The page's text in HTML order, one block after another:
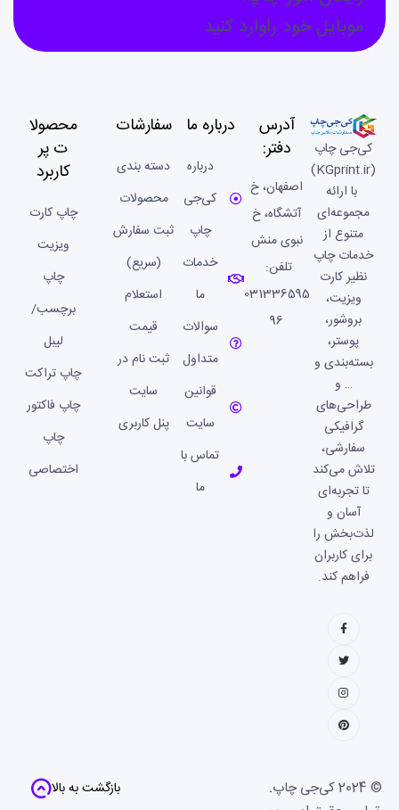
موبایل خود راوارد کنید
کی‌جی چاپ
(KGprint.ir)
با ارائه
مجموعه‌ای
متنوع از
خدمات چاپ
نظیر کارت
ویزیت،
بروشور،
پوستر،
بسته‌بندی و
… و
طراحی‌های
گرافیکی
سفارشی،
تلاش می‌کند
تا تجربه‌ای
آسان و
لذت‌بخش را
برای کاربران
فراهم کند.
آدرس
دفتر:
اصفهان، خ
آتشگاه، خ
نبوی منش
تلفن:
031336595
96
درباره ما
درباره
کی‌جی
چاپ
خدمات
ما
سوالات
متداول
قوانین
سایت
تماس با
ما
سفارشات
دسته بندی
محصولات
ثبت سفارش
(سریع)
استعلام
قیمت
ثبت نام در
سایت
پنل کاربری
محصولا
ت پر
کاربرد
چاپ کارت
ویزیت
چاپ
برچسب/
لیبل
چاپ تراکت
چاپ فاکتور
چاپ
اختصاصی
© 2024 کی‌جی چاپ.
بازگشت به بالا